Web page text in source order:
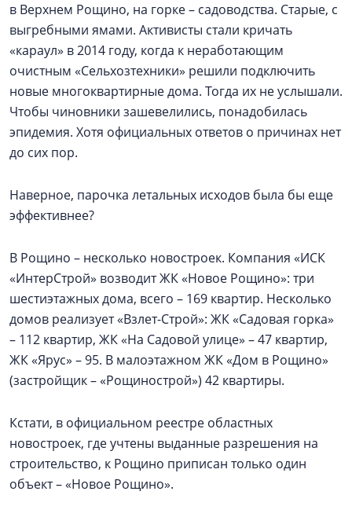
в Верхнем Рощино, на горке – садоводства. Старые, с
выгребными ямами. Активисты стали кричать
«караул» в 2014 году, когда к неработающим
очистным «Сельхозтехники» решили подключить
новые многоквартирные дома. Тогда их не услышали.
Чтобы чиновники зашевелились, понадобилась
эпидемия. Хотя официальных ответов о причинах нет
до сих пор.
Наверное, парочка летальных исходов была бы еще
эффективнее?
В Рощино – несколько новостроек. Компания «ИСК
«ИнтерСтрой» возводит ЖК «Новое Рощино»: три
шестиэтажных дома, всего – 169 квартир. Несколько
домов реализует «Взлет-Строй»: ЖК «Садовая горка»
– 112 квартир, ЖК «На Садовой улице» – 47 квартир,
ЖК «Ярус» – 95. В малоэтажном ЖК «Дом в Рощино»
(застройщик – «Рощинострой») 42 квартиры.
Кстати, в официальном реестре областных
новостроек, где учтены выданные разрешения на
строительство, к Рощино приписан только один
объект – «Новое Рощино».